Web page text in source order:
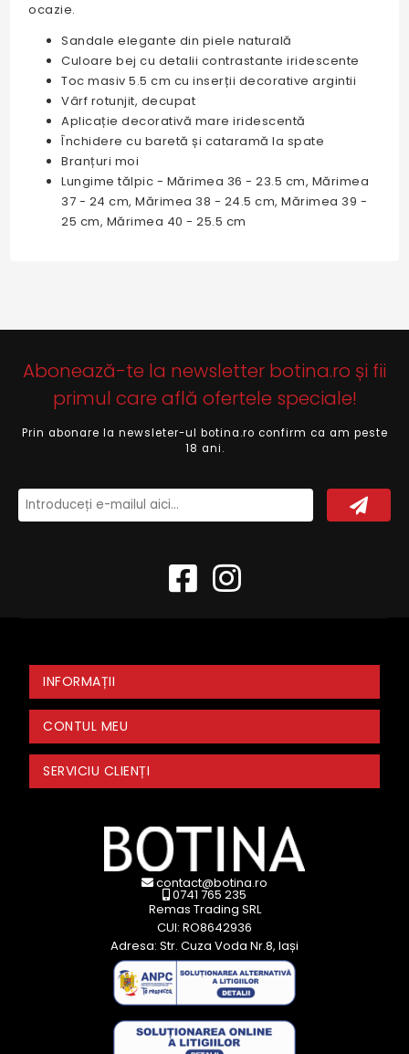
ocazie.
Sandale elegante din piele naturală
Culoare bej cu detalii contrastante iridescente
Toc masiv 5.5 cm cu inserții decorative argintii
Vârf rotunjit, decupat
Aplicație decorativă mare iridescentă
Închidere cu baretă și cataramă la spate
Branțuri moi
Lungime tălpic - Mărimea 36 - 23.5 cm, Mărimea
37 - 24 cm, Mărimea 38 - 24.5 cm, Mărimea 39 -
25 cm, Mărimea 40 - 25.5 cm
Abonează-te la newsletter botina.ro și fii
primul care află ofertele speciale!
Prin abonare la newsleter-ul botina.ro confirm ca am peste
18 ani.
INFORMAȚII
CONTUL MEU
SERVICIU CLIENȚI
contact@botina.ro
0741 765 235
Remas Trading SRL
CUI: RO8642936
Adresa: Str. Cuza Voda Nr.8, Iași